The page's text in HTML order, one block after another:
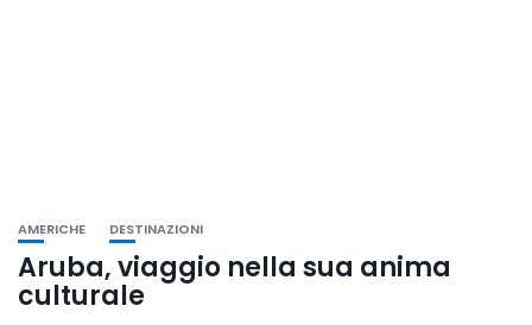
AMERICHE DESTINAZIONI
Aruba, viaggio nella sua anima
culturale